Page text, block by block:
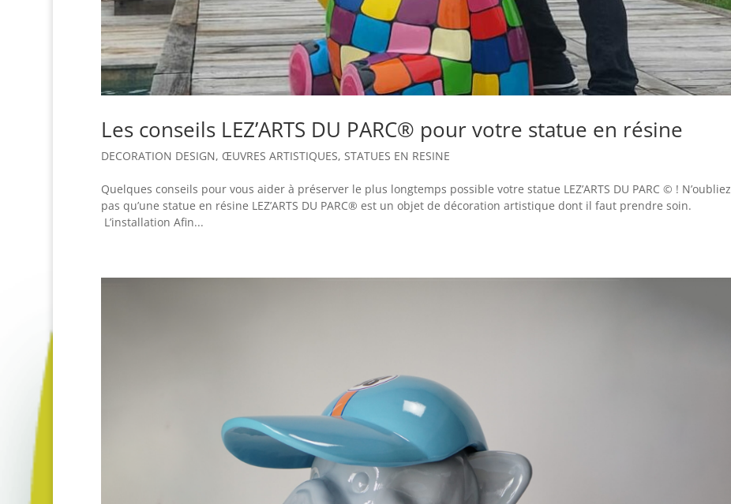
Les conseils LEZ’ARTS DU PARC® pour votre statue en résine
DECORATION DESIGN, ŒUVRES ARTISTIQUES, STATUES EN RESINE
Quelques conseils pour vous aider à préserver le plus longtemps possible votre statue LEZ’ARTS DU PARC © ! N’oubliez
pas qu’une statue en résine LEZ’ARTS DU PARC® est un objet de décoration artistique dont il faut prendre soin.
L’installation Afin...